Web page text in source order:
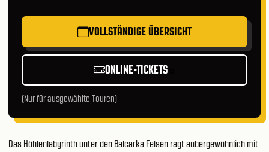
VOLLSTÄNDIGE ÜBERSICHT
ONLINE-TICKETS
(Nur für ausgewählte Touren)
Das Höhlenlabyrinth unter den Balcarka Felsen ragt aubergewöhnlich mit